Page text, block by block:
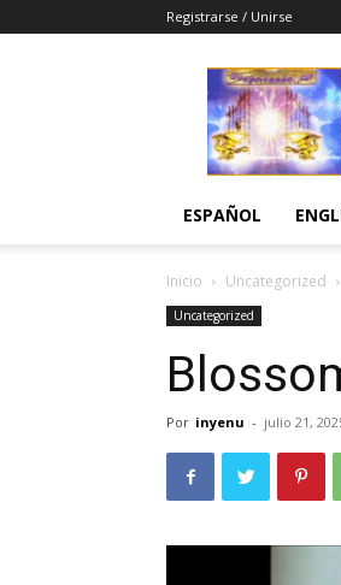
Registrarse / Unirse
ESPAÑOL
Inicio Uncategorized
Uncategorized
Por inyenu - julio 21,